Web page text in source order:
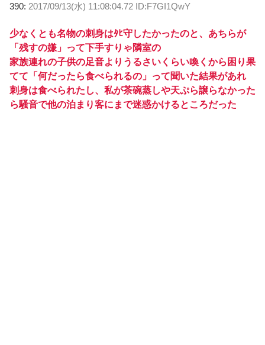
390: 2017/09/13(水) 11:08:04.72 ID:F7GI1QwY
少なくとも名物の刺身はﾀﾋ守したかったのと、あちらが
「残すの嫌」って下手すりゃ隣室の
家族連れの子供の足音よりうるさいくらい喚くから困り果
てて「何だったら食べられるの」って聞いた結果があれ
刺身は食べられたし、私が茶碗蒸しや天ぷら譲らなかった
ら騒音で他の泊まり客にまで迷惑かけるところだった